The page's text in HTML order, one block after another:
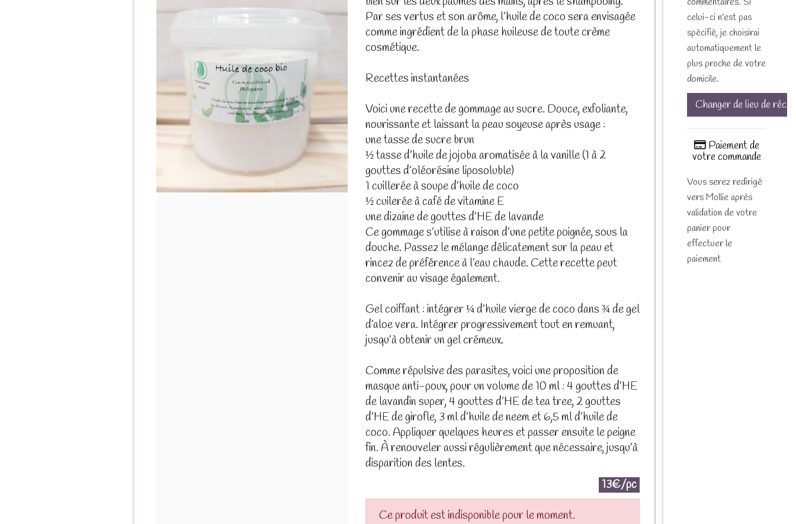
Par ses vertus et son arôme, l’huile de coco sera envisagée
comme ingrédient de la phase huileuse de toute crème
cosmétique.
Recettes instantanées
Voici une recette de gommage au sucre. Douce, exfoliante,
nourissante et laissant la peau soyeuse après usage :
une tasse de sucre brun
½ tasse d’huile de jojoba aromatisée à la vanille (1 à 2
gouttes d’oléorésine liposoluble)
1 cuillerée à soupe d’huile de coco
½ cuilerée à café de vitamine E
une dizaine de gouttes d’HE de lavande
Ce gommage s’utilise à raison d’une petite poignée, sous la
douche. Passez le mélange délicatement sur la peau et
rincez de préférence à l’eau chaude. Cette recette peut
convenir au visage également.
Gel coiffant : intégrer ¼ d’huile vierge de coco dans ¾ de gel
d’aloe vera. Intégrer progressivement tout en remuant,
jusqu’à obtenir un gel crémeux.
Comme répulsive des parasites, voici une proposition de
masque anti-poux, pour un volume de 10 ml : 4 gouttes d’HE
de lavandin super, 4 gouttes d’HE de tea tree, 2 gouttes
d’HE de girofle, 3 ml d’huile de neem et 6,5 ml d’huile de
coco. Appliquer quelques heures et passer ensuite le peigne
fin. À renouveler aussi régulièrement que nécessaire, jusqu’à
disparition des lentes.
13€/pc
Ce produit est indisponible pour le moment.
celui-ci n'est pas
spécifié, je choisirai
automatiquement le
plus proche de votre
domicile.
Changer de lieu de
Paiement de
votre commande
Vous serez redirigé
vers Mollie après
validation de votre
panier pour
effectuer le
paiement